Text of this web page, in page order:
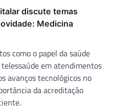
discute temas
Medicina
como o papel da saúde
em atendimentos
avanços tecnológicos no
da acreditação